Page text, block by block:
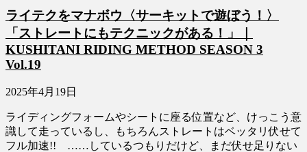
ライテクをマナボウ〈サーキットで遊ぼう！〉
「ストレートにもテクニックがある！」｜
KUSHITANI RIDING METHOD SEASON 3
Vol.19
2025年4月19日
ライディングフォームやシートに座る位置など、けっこう意
識して走っているし、もちろんストレートはベッタリ伏せて
フル加速!! ……しているつもりだけど、まだ伏せ足りない